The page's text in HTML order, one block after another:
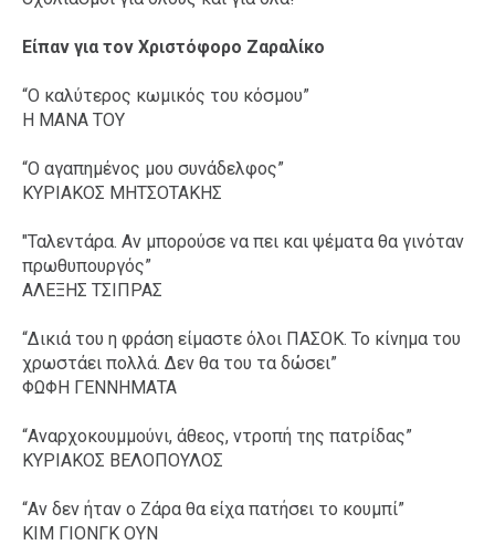
Είπαν για τον Χριστόφορο Ζαραλίκο
“Ο καλύτερος κωμικός του κόσμου”
Η ΜΑΝΑ ΤΟΥ
“Ο αγαπημένος μου συνάδελφος”
ΚΥΡΙΑΚΟΣ ΜΗΤΣΟΤΑΚΗΣ
"Ταλεντάρα. Αν μπορούσε να πει και ψέματα θα γινόταν
πρωθυπουργός”
ΑΛΕΞΗΣ ΤΣΙΠΡΑΣ
“Δικιά του η φράση είμαστε όλοι ΠΑΣΟΚ. Το κίνημα του
χρωστάει πολλά. Δεν θα του τα δώσει”
ΦΩΦΗ ΓΕΝΝΗΜΑΤΑ
“Αναρχοκουμμούνι, άθεος, ντροπή της πατρίδας”
ΚΥΡΙΑΚΟΣ ΒΕΛΟΠΟΥΛΟΣ
“Αν δεν ήταν ο Ζάρα θα είχα πατήσει το κουμπί”
ΚΙΜ ΓΙΟΝΓΚ ΟΥΝ